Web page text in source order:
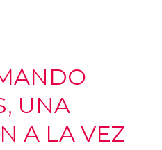
UNA
A LA VEZ